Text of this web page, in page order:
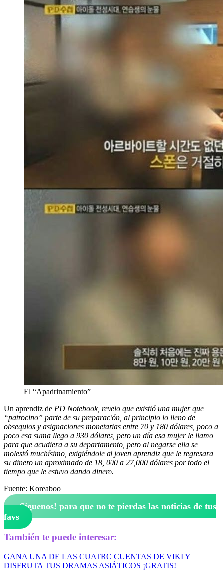
El “Apadrinamiento”
Un aprendiz de PD Notebook, revelo que existió una mujer que
“patrocino” parte de su preparación, al principio lo lleno de
obsequios y asignaciones monetarias entre 70 y 180 dólares, poco a
poco esa suma llego a 930 dólares, pero un día esa mujer le llamo
para que acudiera a su departamento, pero al negarse ella se
molestó muchísimo, exigiéndole al joven aprendiz que le regresara
su dinero un aproximado de 18, 000 a 27,000 dólares por todo el
tiempo que le estuvo dando dinero.
Fuente: Koreaboo
¡Síguenos! para que no te pierdas las noticias de tus
favs
También te puede interesar:
GANA UNA DE LAS CUATRO CUENTAS DE VIKI Y
DISFRUTA TUS DRAMAS ASIÁTICOS ¡GRATIS!